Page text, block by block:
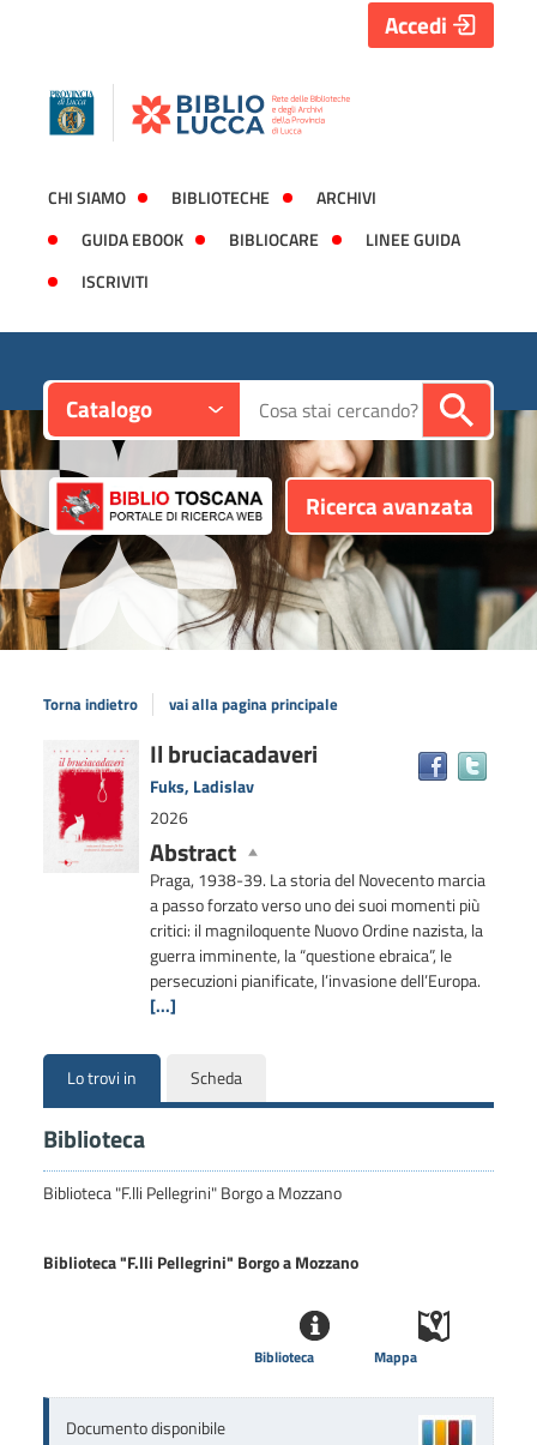
CHI SIAMO BIBLIOTECHE
ARCHIVI
GUIDA EBOOK
BIBLIOCARE
LINEE GUIDA
ISCRIVITI
Accedi
Catalogo Cerca su "Catalogo"
Ricerca avanzata
Torna indietro vai alla pagina principale
Dettaglio
del
documento
Il bruciacadaveri
Fuks, Ladislav
2026
Abstract
Praga, 1938-39. La storia del Novecento marcia
a passo forzato verso uno dei suoi momenti più
critici: il magniloquente Nuovo Ordine nazista, la
guerra imminente, la “questione ebraica”, le
persecuzioni pianificate, l’invasione dell’Europa.
[...]
Lo trovi in Scheda
Biblioteca
Biblioteca "F.lli Pellegrini" Borgo a Mozzano
Biblioteca "F.lli Pellegrini" Borgo a Mozzano
Mappa
Biblioteca
Documento disponibile